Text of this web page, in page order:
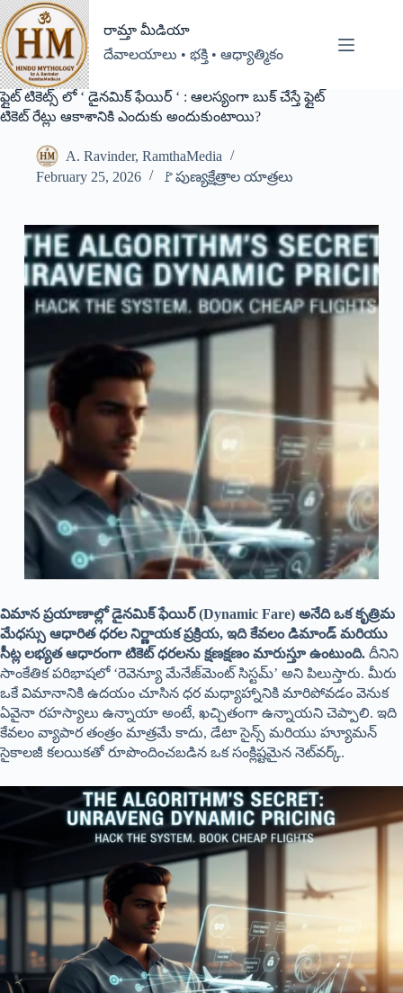
రామ్తా మీడియా
దేవాలయాలు • భక్తి • ఆధ్యాత్మికం
ఫ్లైట్ టికెట్స్ లో ‘ డైనమిక్ ఫేయిర్ ‘ : ఆలస్యంగా బుక్ చేస్తే ఫ్లైట్
టికెట్ రేట్లు ఆకాశానికి ఎందుకు అందుకుంటాయి?
A. Ravinder, RamthaMedia
February 25, 2026
🚩పుణ్యక్షేత్రాల యాత్రలు
విమాన ప్రయాణాల్లో డైనమిక్ ఫేయిర్ (Dynamic Fare) అనేది ఒక కృత్రిమ
మేధస్సు ఆధారిత ధరల నిర్ణాయక ప్రక్రియ, ఇది కేవలం డిమాండ్ మరియు
సీట్ల లభ్యత ఆధారంగా టికెట్ ధరలను క్షణక్షణం మారుస్తూ ఉంటుంది. దీనిని
సాంకేతిక పరిభాషలో ‘రెవెన్యూ మేనేజ్‌మెంట్ సిస్టమ్’ అని పిలుస్తారు. మీరు
ఒకే విమానానికి ఉదయం చూసిన ధర మధ్యాహ్నానికి మారిపోవడం వెనుక
ఏవైనా రహస్యాలు ఉన్నాయా అంటే, ఖచ్చితంగా ఉన్నాయని చెప్పాలి. ఇది
కేవలం వ్యాపార తంత్రం మాత్రమే కాదు, డేటా సైన్స్ మరియు హ్యూమన్
సైకాలజీ కలయికతో రూపొందించబడిన ఒక సంక్లిష్టమైన నెట్‌వర్క్.